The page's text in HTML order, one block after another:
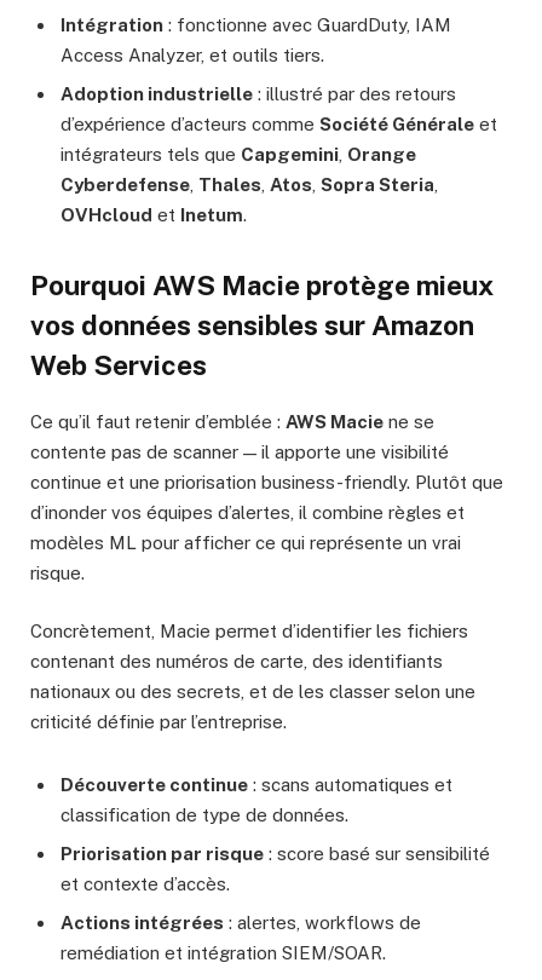
Intégration : fonctionne avec GuardDuty, IAM
Access Analyzer, et outils tiers.
Adoption industrielle : illustré par des retours
d’expérience d’acteurs comme Société Générale et
intégrateurs tels que Capgemini Orange
Cyberdefense Thales Atos Sopra Steria
OVHcloud et Inetum.
Pourquoi AWS Macie protège mieux
vos données sensibles surAmazon
Web Services
Ce qu’il faut retenir d’emblée : AWS Macie ne se
contente pas de scanner — il apporte une visibilité
continue et une priorisation business-friendly. Plutôt que
d’inonder vos équipes d’alertes, il combine règles et
modèles ML pour afficher ce qui représente un vrai
risque.
Concrètement, Macie permet d’identifier les fichiers
contenant des numéros de carte, des identifiants
nationaux ou des secrets, et de les classer selon une
criticité définie par l’entreprise.
Découverte continue : scans automatiques et
classification de type de données.
Priorisation par risque : score basé sur sensibilité
et contexte d’accès.
Actions intégrées : alertes, workflows de
remédiation et intégration SIEM/SOAR.